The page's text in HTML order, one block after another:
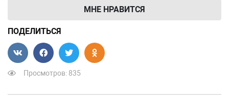
МНЕ НРАВИТСЯ
ПОДЕЛИТЬСЯ
Просмотров: 835